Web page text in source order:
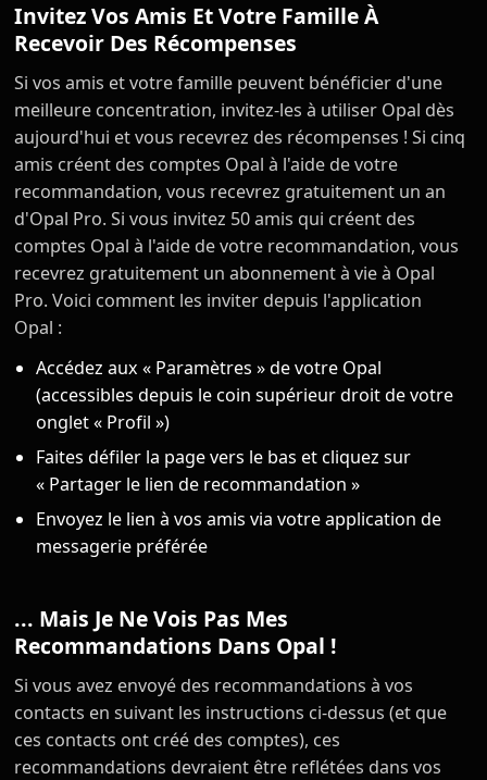
Invitez Vos Amis Et Votre Famille À
Recevoir Des Récompenses
Si vos amis et votre famille peuvent bénéficier d'une
meilleure concentration, invitez-les à utiliser Opal dès
aujourd'hui et vous recevrez des récompenses ! Si cinq
amis créent des comptes Opal à l'aide de votre
recommandation, vous recevrez gratuitement un an
d'Opal Pro. Si vous invitez 50 amis qui créent des
comptes Opal à l'aide de votre recommandation, vous
recevrez gratuitement un abonnement à vie à Opal
Pro. Voici comment les inviter depuis l'application
Opal :
Accédez aux « Paramètres » de votre Opal
(accessibles depuis le coin supérieur droit de votre
onglet « Profil »)
Faites défiler la page vers le bas et cliquez sur
« Partager le lien de recommandation »
Envoyez le lien à vos amis via votre application de
messagerie préférée
... Mais Je Ne Vois Pas Mes
Recommandations Dans Opal !
Si vous avez envoyé des recommandations à vos
contacts en suivant les instructions ci-dessus (et que
ces contacts ont créé des comptes), ces
recommandations devraient être reflétées dans vos